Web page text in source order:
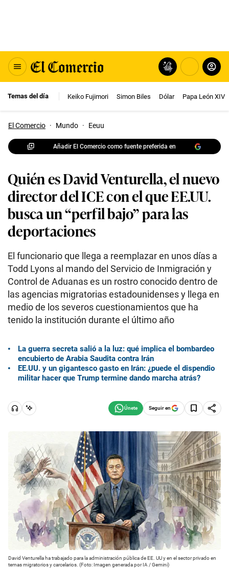
Temas del día Keiko Fujimori Simon Biles Dólar Papa León XIV
El Comercio · Mundo · Eeuu
Añadir El Comercio como fuente preferida en
Quién es David Venturella, el nuevo
director del ICE con el que EE.UU.
busca un “perfil bajo” para las
deportaciones
El funcionario que llega a reemplazar en unos días a
Todd Lyons al mando del Servicio de Inmigración y
Control de Aduanas es un rostro conocido dentro de
las agencias migratorias estadounidenses y llega en
medio de los severos cuestionamientos que ha
tenido la institución durante el último año
La guerra secreta salió a la luz: qué implica el bombardeo
encubierto de Arabia Saudita contra Irán
EE.UU. y un gigantesco gasto en Irán: ¿puede el dispendio
militar hacer que Trump termine dando marcha atrás?
Seguir en
David Venturella ha trabajado para la administración pública de EE. UU y en el sector privado en
temas migratorios y carcelarios. (Foto: Imagen generada por IA / Gemini)